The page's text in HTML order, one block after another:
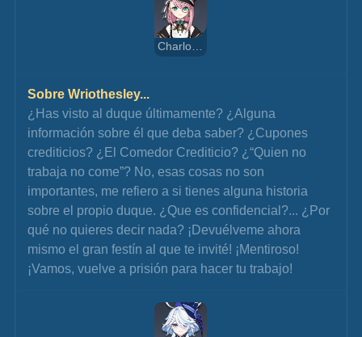
Charlotte
Sobre Wriothesley...
¿Has visto al duque últimamente? ¿Alguna
información sobre él que deba saber? ¿Cupones
crediticios? ¿El Comedor Crediticio? ¿“Quien no
trabaja no come”? No, esas cosas no son
importantes, me refiero a si tienes alguna historia
sobre el propio duque. ¿Que es confidencial?... ¿Por
qué no quieres decir nada? ¡Devuélveme ahora
mismo el gran festín al que te invité! ¡Mentiroso!
¡Vamos, vuelve a prisión para hacer tu trabajo!